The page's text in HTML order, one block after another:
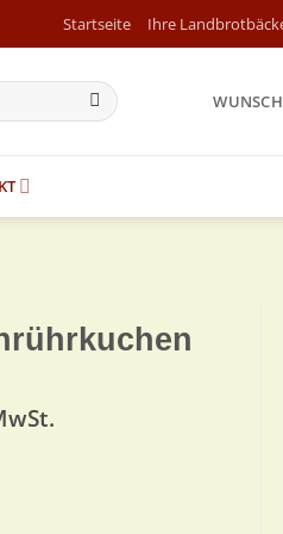
Startseite Ihre